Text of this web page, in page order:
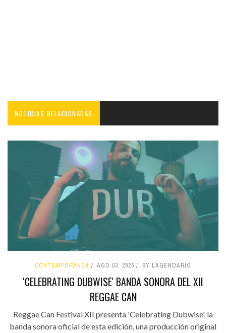
NOTICIAS RELACIONADAS
CONTEMPORÁNEA AGO 03, 2026 BY LAGENDARIO
'CELEBRATING DUBWISE' BANDA SONORA DEL XII
REGGAE CAN
Reggae Can Festival XII presenta 'Celebrating Dubwise', la
banda sonora oficial de esta edición, una producción original